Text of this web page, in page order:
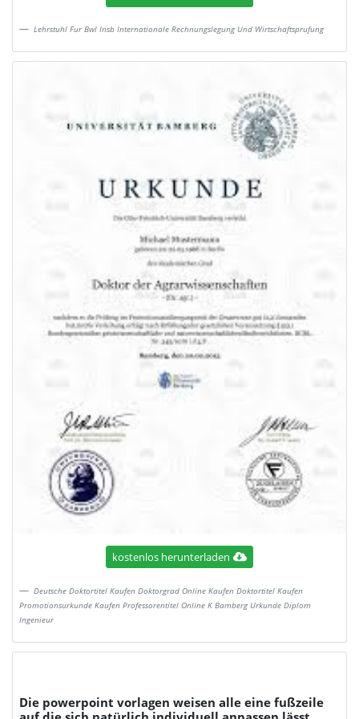
Lehrstuhl Fur Bwl Insb Internationale Rechnungslegung Und Wirtschaftsprufung
kostenlos herunterladen
Deutsche Doktortitel Kaufen Doktorgrad Online Kaufen Doktortitel Kaufen
Promotionsurkunde Kaufen Professorentitel Online K Bamberg Urkunde Diplom
Ingenieur
Die powerpoint vorlagen weisen alle eine fußzeile